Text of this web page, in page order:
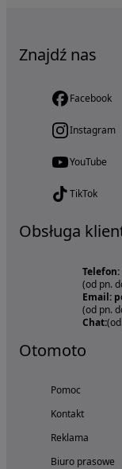
Znajdź nas
Facebook
Instagram
YouTube
TikTok
Obsługa
Telefon:
(od pn.
Email:
(od pn.
Chat:
Otomoto
Pomoc
Kontakt
Reklama
Biuro prasowe